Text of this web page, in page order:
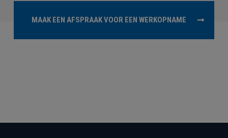
MAAK EEN AFSPRAAK VOOR EEN WERKOPNAME